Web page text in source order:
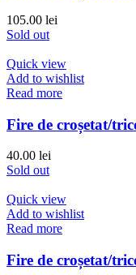
105.00 lei
Sold out
Quick view
Add to wishlist
Read more
Fire de croșetat/
40.00 lei
Sold out
Quick view
Add to wishlist
Read more
Fire de croșetat/